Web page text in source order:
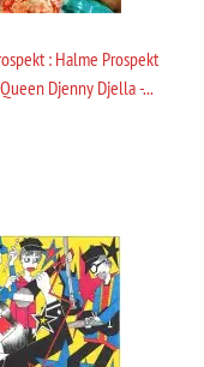
: Halme Prospekt
Djenny Djella -...